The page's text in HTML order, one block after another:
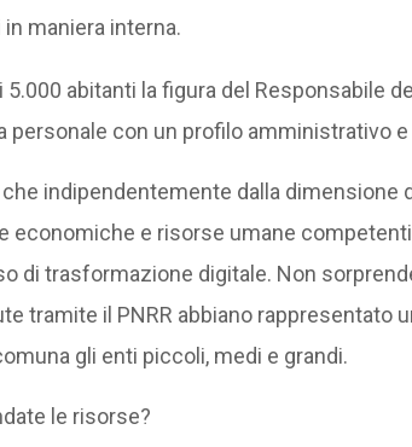
maniera interna.
abitanti la figura del Responsabile
personale con un profilo amministrativo
indipendentemente dalla dimensione
economiche e risorse umane
di trasformazione digitale. Non
tramite il PNRR abbiano rappresentato
gli enti piccoli, medi e grandi.
le risorse?